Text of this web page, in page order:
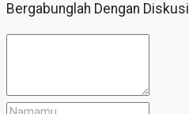
Bergabunglah Dengan Diskusi